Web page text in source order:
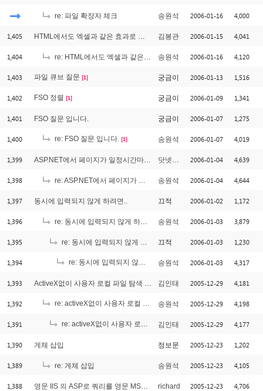
re: 파일 확장자 체크 송원석 2006-01-16 4,000
1,405 HTML에서도 엑셀과 같은 효과로 보여줄려면.... 김봉관 2006-01-15 4,041
1,404 re: HTML에서도 엑셀과 같은 효과로 보여줄려면.... 송원석 2006-01-16 4,120
1,403 파일 큐브 질문 [1] 궁금이 2006-01-13 1,516
1,402 FSO 정렬 [1] 궁금이 2006-01-09 1,341
1,401 FSO 질문 입니다. 궁금이 2006-01-07 1,275
1,400 re: FSO 질문 입니다. [1] 송원석 2006-01-07 4,019
1,399 ASP.NET에서 페이지가 일정시간마다 새로고침할려면 닷넷디벨 2006-01-04 4,639
1,398 re: ASP.NET에서 페이지가 일정시간마다 새로고침할려면 송원석 2006-01-04 4,644
1,397 동시에 입력되지 않게 하려면.. 끄적 2006-01-02 1,172
1,396 re: 동시에 입력되지 않게 하려면.. 송원석 2006-01-03 3,879
1,395 re: 동시에 입력되지 않게 하려면.. 끄적 2006-01-03 1,230
1,394 re: 동시에 입력되지 않게 하려면.. [1]
송원석 2006-01-03 4,317
1,393 ActiveX없이 사용자 로컬 파일 탐색 가능한가요? 김인태 2005-12-29 4,181
1,392 re: activeX없이 사용자 로컬 파일 탐색 가능한가요? [3]
송원석 2005-12-29 4,198
1,391 re: activeX없이 사용자 로컬 파일 탐색 가능한가요? [1]
김인태 2005-12-29 4,177
1,390 게체 삽입 정보문 2005-12-23 1,202
1,389 re: 게체 삽입 송원석 2005-12-23 4,105
1,388 영문 IIS 의 ASP로 쿼리를 영문 MSSQL에 보낼때... richard 2005-12-23 4,706